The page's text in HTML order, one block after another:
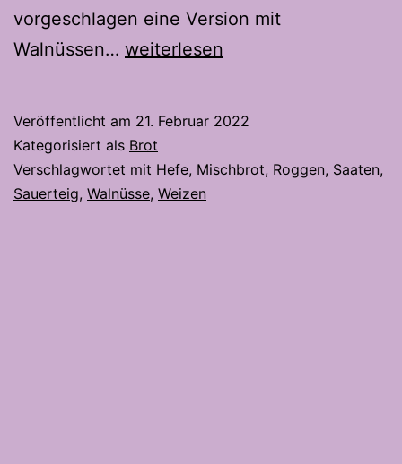
vorgeschlagen eine Version mit
Walnüssen… Easy-
weiterlesen
Veröffentlicht am 21. Februar 2022
Kategorisiert als Brot
Verschlagwortet mit Hefe, Mischbrot, Roggen, Saaten,
Sauerteig, Walnüsse, Weizen